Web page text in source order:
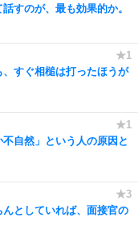
すのが、最も効果的か。
すぐ相槌は打ったほうが
不自然」という人の原因と
としていれば、面接官の